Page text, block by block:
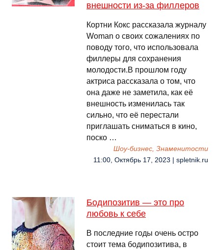
внешности из-за филлеров
Кортни Кокс рассказала журналу
Woman о своих сожалениях по
поводу того, что использовала
филлеры для сохранения
молодости.В прошлом году
актриса рассказала о том, что
она даже не заметила, как её
внешность изменилась так
сильно, что её перестали
приглашать сниматься в кино,
поско …
Шоу-бизнес, Знаменитости
11:00, Октябрь 17, 2023 | spletnik.ru
Бодипозитив — это про
любовь к себе
В последние годы очень остро
стоит тема бодипозитива, в